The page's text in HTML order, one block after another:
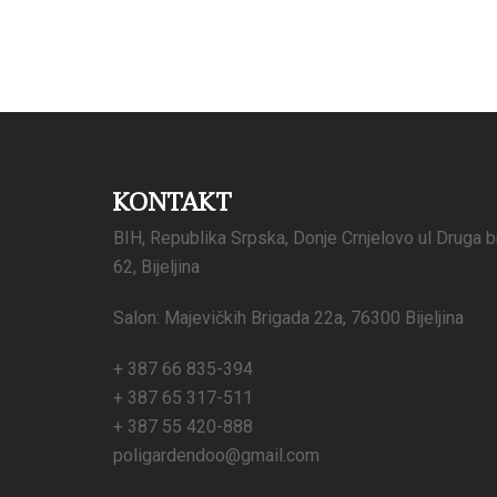
KONTAKT
BIH, Republika Srpska, Donje Crnjelovo ul Druga
62, Bijeljina
Salon: Majevičkih Brigada 22a, 76300 Bijeljina
+ 387 66 835-394
+ 387 65 317-511
+ 387 55 420-888
poligardendoo@gmail.com